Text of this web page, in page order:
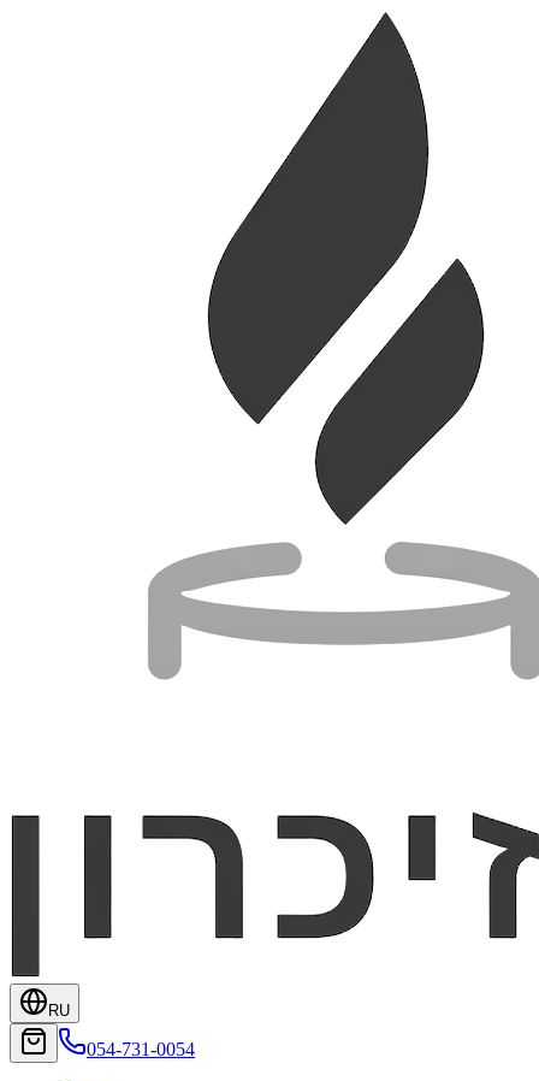
RU
054-731-0054